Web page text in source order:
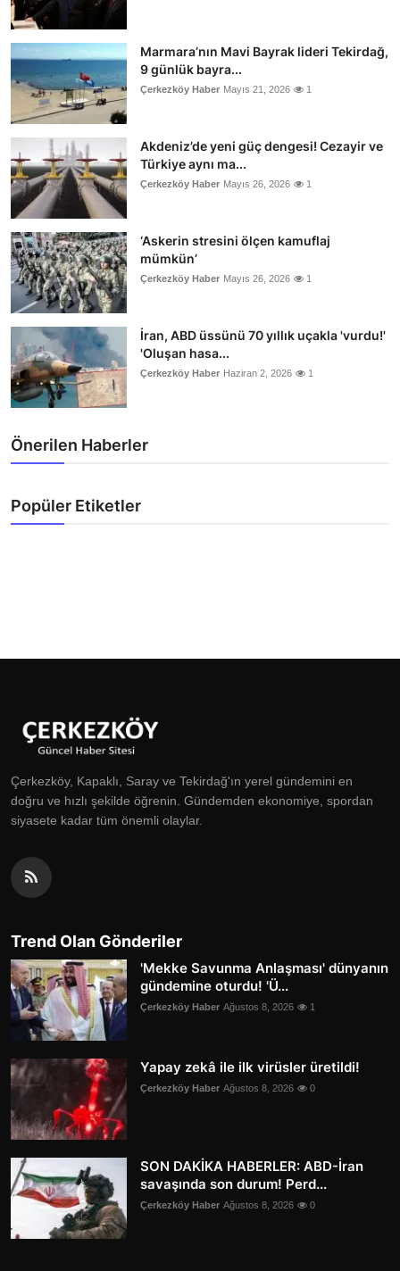
Marmara’nın Mavi Bayrak lideri Tekirdağ,
9 günlük bayra...
Çerkezköy Haber Mayıs 21, 2026 1
Akdeniz’de yeni güç dengesi! Cezayir ve
Türkiye aynı ma...
Çerkezköy Haber Mayıs 26, 2026 1
‘Askerin stresini ölçen kamuflaj
mümkün’
Çerkezköy Haber Mayıs 26, 2026 1
İran, ABD üssünü 70 yıllık uçakla 'vurdu!'
'Oluşan hasa...
Çerkezköy Haber Haziran 2, 2026 1
Önerilen Haberler
Popüler Etiketler
Çerkezköy, Kapaklı, Saray ve Tekirdağ'ın yerel gündemini en
doğru ve hızlı şekilde öğrenin. Gündemden ekonomiye, spordan
siyasete kadar tüm önemli olaylar.
Trend Olan Gönderiler
'Mekke Savunma Anlaşması' dünyanın
gündemine oturdu! 'Ü...
Çerkezköy Haber Ağustos 8, 2026 1
Yapay zekâ ile ilk virüsler üretildi!
Çerkezköy Haber Ağustos 8, 2026 0
SON DAKİKA HABERLER: ABD-İran
savaşında son durum! Perd...
Çerkezköy Haber Ağustos 8, 2026 0